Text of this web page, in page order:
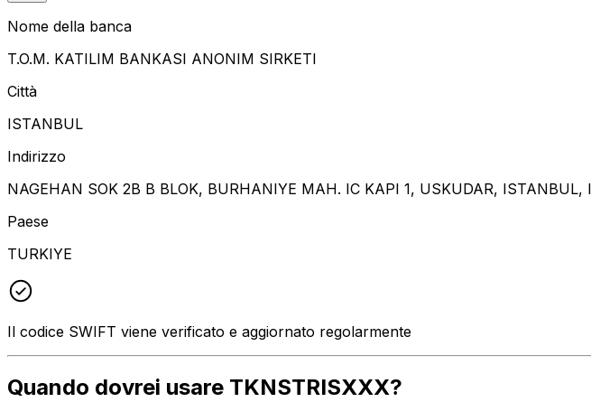
Nome della banca
T.O.M. KATILIM BANKASI ANONIM SIRKETI
Città
ISTANBUL
Indirizzo
NAGEHAN SOK 2B B BLOK, BURHANIYE MAH. IC KAPI 1, USKUDAR,
Paese
TURKIYE
Il codice SWIFT viene verificato e aggiornato regolarmente
Quando dovrei usare TKNSTRISXXX?